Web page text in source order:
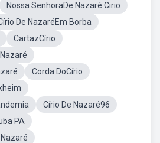
Nossa SenhoraDe Nazaré Cirio
De NazaréEm Borba
CartazCírio
Corda DoCírio
Círio De Nazaré96
PA